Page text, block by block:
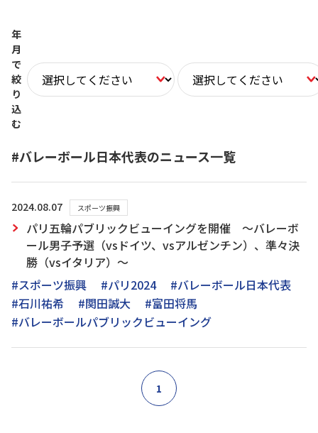
年
月
で
絞
り
込
む
#バレーボール日本代表のニュース一覧
2024.08.07 スポーツ振興
パリ五輪パブリックビューイングを開催 ～バレーボ
ール男子予選（vsドイツ、vsアルゼンチン）、準々決
勝（vsイタリア）～
#スポーツ振興
#パリ2024
#バレーボール日本代表
#石川祐希
#関田誠大
#富田将馬
#バレーボールパブリックビューイング
1